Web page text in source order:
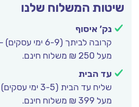
שיטות המשלוח שלנו
נק’ איסוף
מעל 250 ₪ משלוח חינם.
עד הבית
מעל 399 ₪ משלוח חינם.